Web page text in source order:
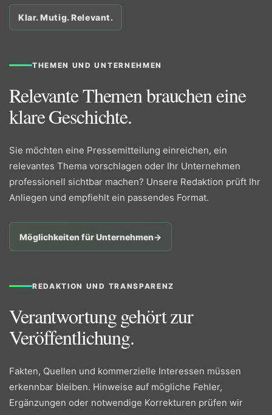
Klar. Mutig. Relevant.
THEMEN UND UNTERNEHMEN
Relevante Themen brauchen eine
klare Geschichte.
Sie möchten eine Pressemitteilung einreichen, ein
relevantes Thema vorschlagen oder Ihr Unternehmen
professionell sichtbar machen? Unsere Redaktion prüft Ihr
Anliegen und empfiehlt ein passendes Format.
Möglichkeiten für Unternehmen→
REDAKTION UND TRANSPARENZ
Verantwortung gehört zur
Veröffentlichung.
Fakten, Quellen und kommerzielle Interessen müssen
erkennbar bleiben. Hinweise auf mögliche Fehler,
Ergänzungen oder notwendige Korrekturen prüfen wir